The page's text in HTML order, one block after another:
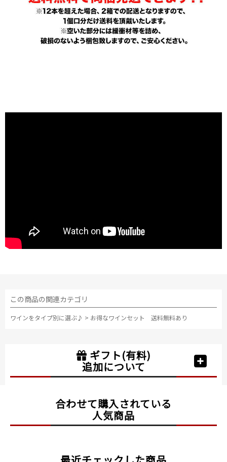
この商品の関連カテゴリ
ワインをタイプ別に選ぶ♪ > お得なワインセット 送料無料あり
ギフト(有料)
追加について
合わせて購入されている
人気商品